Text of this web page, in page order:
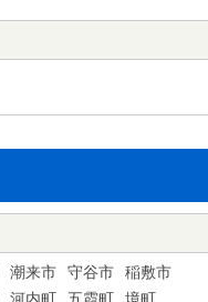
潮来市 守谷市
稲敷市
河内町 五霞町
境町